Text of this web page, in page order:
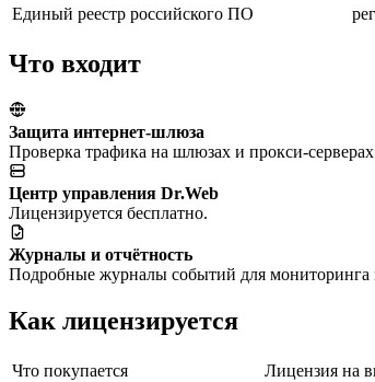
Единый реестр российского ПО
Что входит
Защита интернет-шлюза
Проверка трафика на шлюзах и прокси-
Центр управления Dr.Web
Лицензируется бесплатно.
Журналы и отчётность
Подробные журналы событий для мониторинга
Как лицензируется
Что покупается
Лицензия на